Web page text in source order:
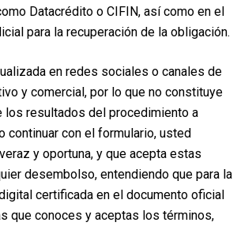
Datacrédito o CIFIN, así como en el
para la recuperación de la obligación.
en redes sociales o canales de
y comercial, por lo que no constituye
los resultados del procedimiento a
continuar con el formulario, usted
y oportuna, y que acepta estas
desembolso, entendiendo que para la
certificada en el documento oficial
que conoces y aceptas los términos,